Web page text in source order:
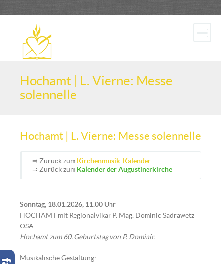
Hochamt | L. Vierne: Messe
solennelle
Hochamt | L. Vierne: Messe solennelle
⇒ Zurück zum Kirchenmusik-Kalender
⇒ Zurück zum Kalender der Augustinerkirche
Sonntag, 18.01.2026, 11.00 Uhr
HOCHAMT mit Regionalvikar P. Mag. Dominic Sadrawetz
OSA
Hochamt zum 60. Geburtstag von P. Dominic
Musikalische Gestaltung: